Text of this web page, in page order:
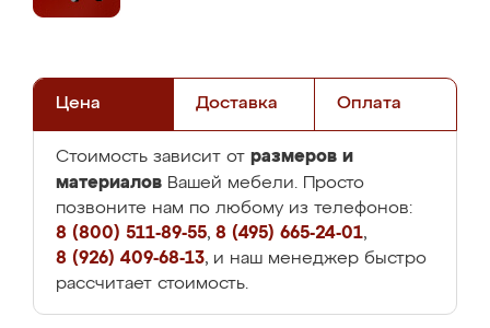
Цена Доставка Оплата
Стоимость зависит от размеров и
материалов Вашей мебели. Просто
позвоните нам по любому из телефонов:
8 (800) 511-89-55, 8 (495) 665-24-01,
8 (926) 409-68-13, и наш менеджер быстро
рассчитает стоимость.